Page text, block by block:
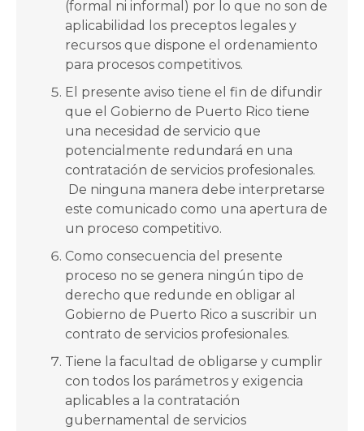
(formal ni informal) por lo que no son de
aplicabilidad los preceptos legales y
recursos que dispone el ordenamiento
para procesos competitivos.
El presente aviso tiene el fin de difundir
que el Gobierno de Puerto Rico tiene
una necesidad de servicio que
potencialmente redundará en una
contratación de servicios profesionales.
De ninguna manera debe interpretarse
este comunicado como una apertura de
un proceso competitivo.
Como consecuencia del presente
proceso no se genera ningún tipo de
derecho que redunde en obligar al
Gobierno de Puerto Rico a suscribir un
contrato de servicios profesionales.
Tiene la facultad de obligarse y cumplir
con todos los parámetros y exigencia
aplicables a la contratación
gubernamental de servicios